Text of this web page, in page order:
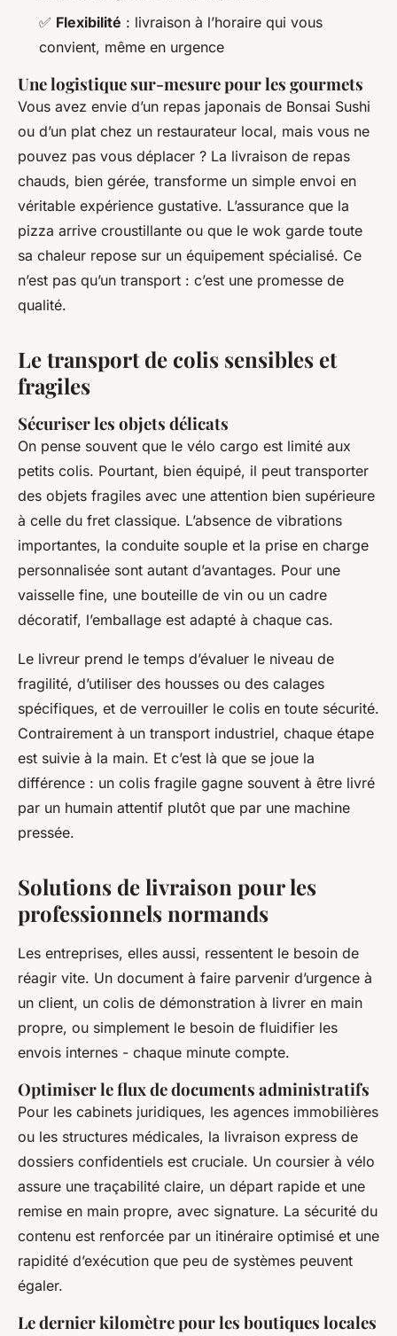
✅ Flexibilité : livraison à l’horaire qui vous
convient, même en urgence
Une logistique sur-mesure pour les gourmets
Vous avez envie d’un repas japonais de Bonsai Sushi
ou d’un plat chez un restaurateur local, mais vous ne
pouvez pas vous déplacer ? La livraison de repas
chauds, bien gérée, transforme un simple envoi en
véritable expérience gustative. L’assurance que la
pizza arrive croustillante ou que le wok garde toute
sa chaleur repose sur un équipement spécialisé. Ce
n’est pas qu’un transport : c’est une promesse de
qualité.
Le transport de colis sensibles et
fragiles
Sécuriser les objets délicats
On pense souvent que le vélo cargo est limité aux
petits colis. Pourtant, bien équipé, il peut transporter
des objets fragiles avec une attention bien supérieure
à celle du fret classique. L’absence de vibrations
importantes, la conduite souple et la prise en charge
personnalisée sont autant d’avantages. Pour une
vaisselle fine, une bouteille de vin ou un cadre
décoratif, l’emballage est adapté à chaque cas.
Le livreur prend le temps d’évaluer le niveau de
fragilité, d’utiliser des housses ou des calages
spécifiques, et de verrouiller le colis en toute sécurité.
Contrairement à un transport industriel, chaque étape
est suivie à la main. Et c’est là que se joue la
différence : un colis fragile gagne souvent à être livré
par un humain attentif plutôt que par une machine
pressée.
Solutions de livraison pour les
professionnels normands
Les entreprises, elles aussi, ressentent le besoin de
réagir vite. Un document à faire parvenir d’urgence à
un client, un colis de démonstration à livrer en main
propre, ou simplement le besoin de fluidifier les
envois internes - chaque minute compte.
Optimiser le flux de documents administratifs
Pour les cabinets juridiques, les agences immobilières
ou les structures médicales, la livraison express de
dossiers confidentiels est cruciale. Un coursier à vélo
assure une traçabilité claire, un départ rapide et une
remise en main propre, avec signature. La sécurité du
contenu est renforcée par un itinéraire optimisé et une
rapidité d’exécution que peu de systèmes peuvent
égaler.
Le dernier kilomètre pour les boutiques locales